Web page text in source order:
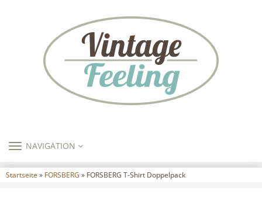
TOGGLE
NAVIGATION
Startseite » FORSBERG » FORSBERG T-Shirt Doppelpack